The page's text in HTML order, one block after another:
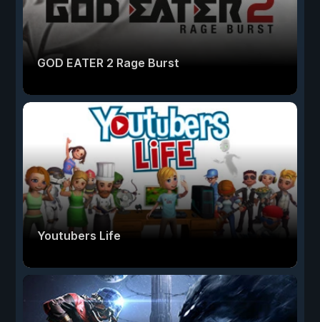
GOD EATER 2 Rage Burst
Youtubers Life